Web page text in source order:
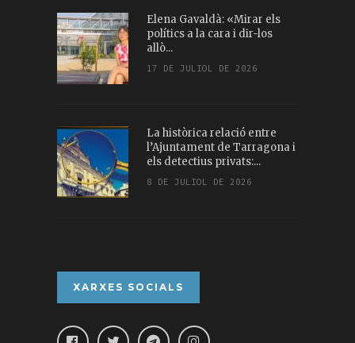
Elena Gavaldà: «Mirar els
polítics a la cara i dir-los
allò...
17 DE JULIOL DE 2026
La històrica relació entre
l’Ajuntament de Tarragona i
els detectius privats:...
8 DE JULIOL DE 2026
XARXES SOCIALS